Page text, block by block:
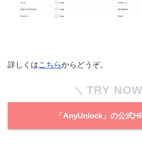
詳しくはこちらからどうぞ。
TRY NOW
「AnyUnlock」の公式